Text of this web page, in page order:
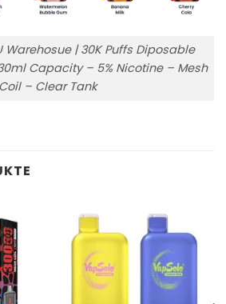
Warehosue | 30K Puffs Diposable
Capacity – 5% Nicotine – Mesh
Coil – Clear Tank